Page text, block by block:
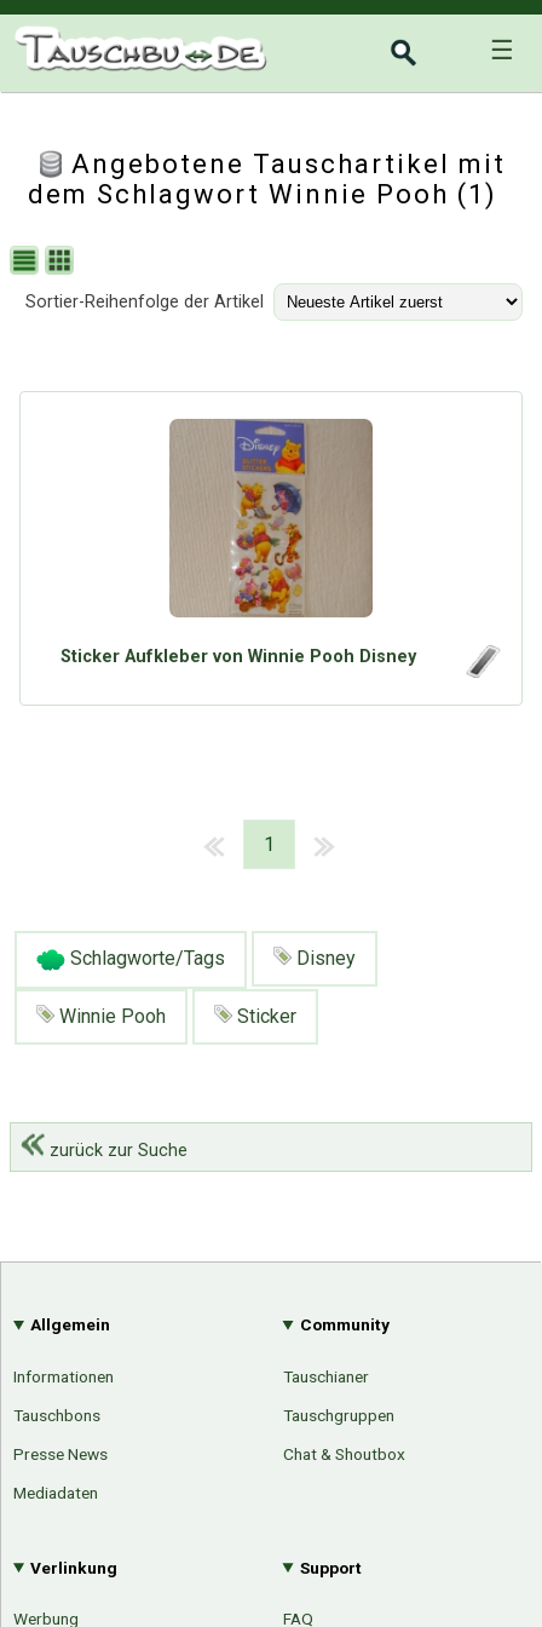
☰
Angebotene Tauschartikel mit
dem Schlagwort Winnie Pooh (1)
Sortier-Reihenfolge der Artikel
Sticker Aufkleber von Winnie Pooh Disney
1
Schlagworte/Tags Disney
Winnie Pooh Sticker
zurück zur Suche
Allgemein
Informationen
Tauschbons
Presse News
Mediadaten
Community
Tauschianer
Tauschgruppen
Chat & Shoutbox
Verlinkung
Werbung
Support
FAQ